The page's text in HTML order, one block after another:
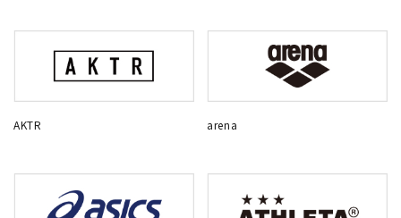
AKTR arena